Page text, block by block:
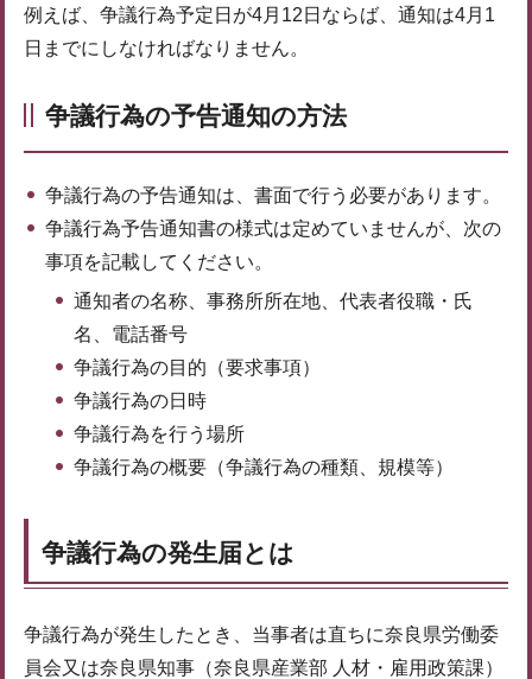
例えば、争議行為予定日が4月12日ならば、通知は4月1
日までにしなければなりません。
争議行為の予告通知の方法
争議行為の予告通知は、書面で行う必要があります。
争議行為予告通知書の様式は定めていませんが、次の
事項を記載してください。
通知者の名称、事務所所在地、代表者役職・氏
名、電話番号
争議行為の目的（要求事項）
争議行為の日時
争議行為を行う場所
争議行為の概要（争議行為の種類、規模等）
争議行為の発生届とは
争議行為が発生したとき、当事者は直ちに奈良県労働委
員会又は奈良県知事（奈良県産業部 人材・雇用政策課）